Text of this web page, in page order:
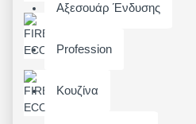
Αξεσουάρ Ένδυσης
Profession
Κουζίνα